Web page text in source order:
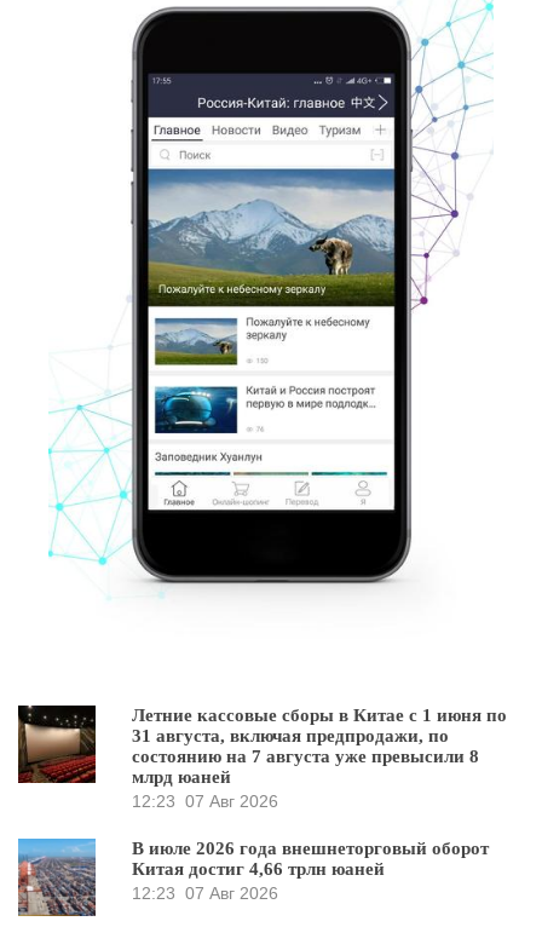
Летние кассовые сборы в Китае с 1 июня по
31 августа, включая предпродажи, по
состоянию на 7 августа уже превысили 8
млрд юаней
12:23 07 Авг 2026
В июле 2026 года внешнеторговый оборот
Китая достиг 4,66 трлн юаней
12:23 07 Авг 2026